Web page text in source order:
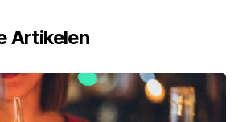
Artikelen